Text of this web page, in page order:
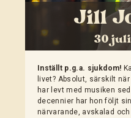
Jill
30
Inställt p.g.a. sjukdom!
livet? Absolut, särskilt
har levt med musiken
decennier har hon följt
närvarande, avskalad